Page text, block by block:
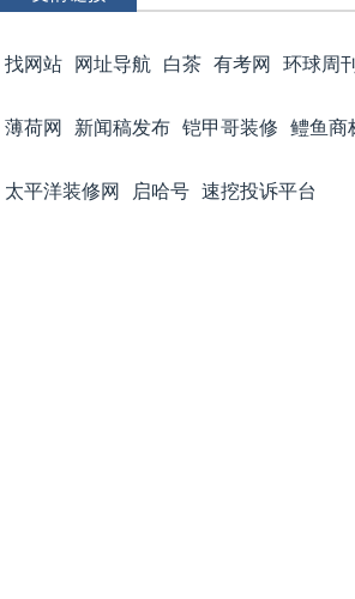
找网站 网址导航 白茶 有考网 环球周
薄荷网 新闻稿发布 铠甲哥装修 鳢鱼商
太平洋装修网 启哈号 速挖投诉平台